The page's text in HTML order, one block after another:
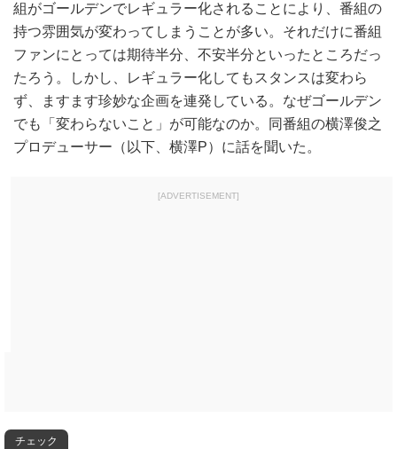
組がゴールデンでレギュラー化されることにより、番組の
持つ雰囲気が変わってしまうことが多い。それだけに番組
ファンにとっては期待半分、不安半分といったところだっ
たろう。しかし、レギュラー化してもスタンスは変わら
ず、ますます珍妙な企画を連発している。なぜゴールデン
でも「変わらないこと」が可能なのか。同番組の横澤俊之
プロデューサー（以下、横澤P）に話を聞いた。
[ADVERTISEMENT]
チェック